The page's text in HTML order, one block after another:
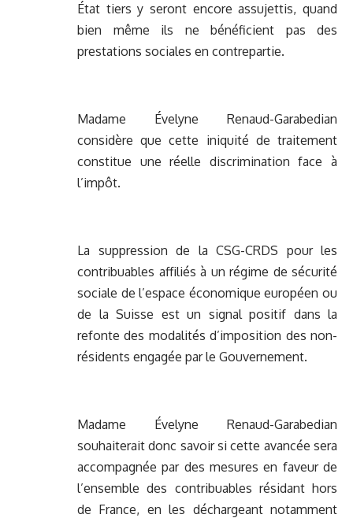
État tiers y seront encore assujettis, quand
bien même ils ne bénéficient pas des
prestations sociales en contrepartie.
Madame Évelyne Renaud-Garabedian
considère que cette iniquité de traitement
constitue une réelle discrimination face à
l’impôt.
La suppression de la CSG-CRDS pour les
contribuables affiliés à un régime de sécurité
sociale de l’espace économique européen ou
de la Suisse est un signal positif dans la
refonte des modalités d’imposition des non-
résidents engagée par le Gouvernement.
Madame Évelyne Renaud-Garabedian
souhaiterait donc savoir si cette avancée sera
accompagnée par des mesures en faveur de
l’ensemble des contribuables résidant hors
de France, en les déchargeant notamment